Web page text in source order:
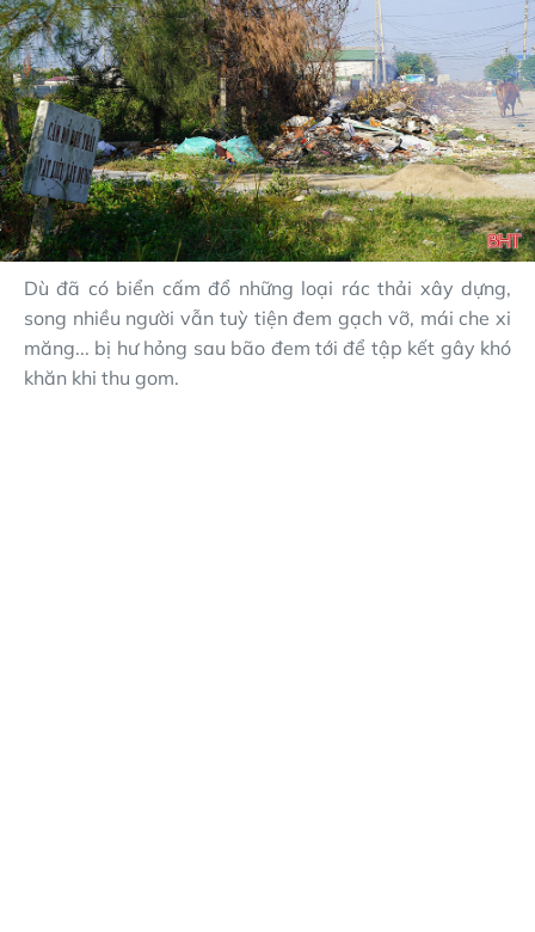
Dù đã có biển cấm đổ những loại rác thải xây dựng,
song nhiều người vẫn tuỳ tiện đem gạch vỡ, mái che xi
măng... bị hư hỏng sau bão đem tới để tập kết gây khó
khăn khi thu gom.